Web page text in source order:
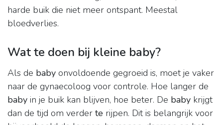
harde buik die niet meer ontspant. Meestal
bloedverlies.
Wat te doen bij kleine baby?
Als de baby onvoldoende gegroeid is, moet je vaker
naar de gynaecoloog voor controle. Hoe langer de
baby in je buik kan blijven, hoe beter. De baby krijgt
dan de tijd om verder te rijpen. Dit is belangrijk voor